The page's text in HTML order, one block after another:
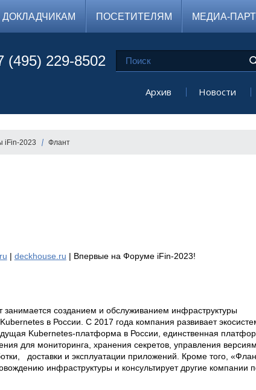
ДОКЛАДЧИКАМ ПОСЕТИТЕЛЯМ МЕДИА-
(495) 229-8502
Архив Новости
iFin-2023 Флант
| deckhouse.ru | Впервые на Форуме iFin-2023!
созданием и обслуживанием инфраструктуры
в России. С 2017 года компания развивает
Kubernetes-платформа в России, единственная
для мониторинга, хранения секретов, управления
доставки и эксплуатации приложений. Кроме того,
инфраструктуры и консультирует другие компании